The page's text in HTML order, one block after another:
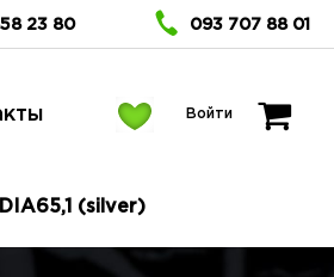
23 80 093 707 88 01
Войти
(silver)